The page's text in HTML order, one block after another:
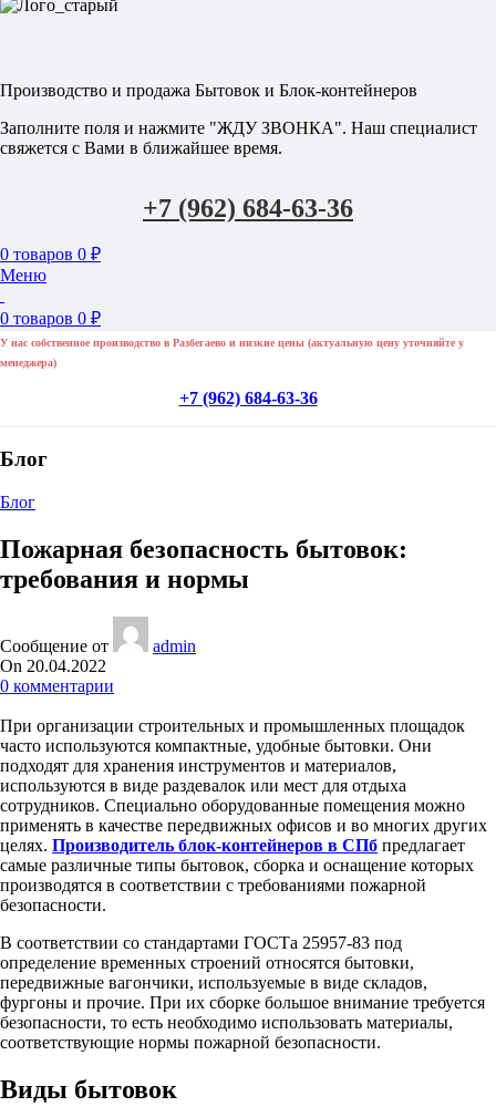
Производство и продажа Бытовок и Блок-контейнеров
Заполните поля и нажмите "ЖДУ ЗВОНКА". Наш специалист
свяжется с Вами в ближайшее время.
+7 (962) 684-63-36
0 товаров 0 ₽
Меню
0 товаров 0 ₽
У нас собственное производство в Разбегаево и низкие цены (актуальную цену уточняйте у
менеджера)
+7 (962) 684-63-36
Блог
Блог
Пожарная безопасность бытовок:
требования и нормы
Сообщение от
admin
On 20.04.2022
0 комментарии
При организации строительных и промышленных площадок
часто используются компактные, удобные бытовки. Они
подходят для хранения инструментов и материалов,
используются в виде раздевалок или мест для отдыха
сотрудников. Специально оборудованные помещения можно
применять в качестве передвижных офисов и во многих других
целях. Производитель блок-контейнеров в СПб предлагает
самые различные типы бытовок, сборка и оснащение которых
производятся в соответствии с требованиями пожарной
безопасности.
В соответствии со стандартами ГОСТа 25957-83 под
определение временных строений относятся бытовки,
передвижные вагончики, используемые в виде складов,
фургоны и прочие. При их сборке большое внимание требуется
безопасности, то есть необходимо использовать материалы,
соответствующие нормы пожарной безопасности.
Виды бытовок